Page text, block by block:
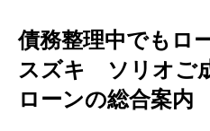
債務整理中でもロ
スズキ ソリオご
ローンの総合案内